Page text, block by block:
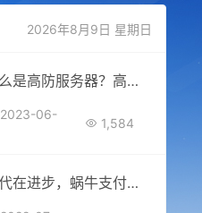
2026年8月9日 星期日
什么是高防服务器？高防服务器最大用途是什么？
2023-06-
1,584
时代在进步，蜗牛支付从未停止前进的脚步